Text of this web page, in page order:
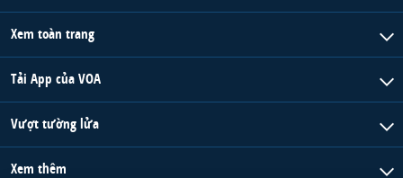
Xem toàn trang
Tải App của VOA
Vượt tường lửa
Xem thêm